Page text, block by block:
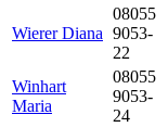
Wierer Diana
08055
9053-
22
Winhart
Maria
08055
9053-
24